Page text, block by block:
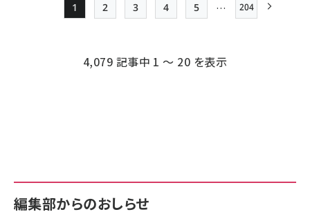
ジ
Page
1
Page
2
Page
3
Page
4
Page
5 … 204
4,079 記事中 1 ～ 20 を表示
編集部からのおしらせ